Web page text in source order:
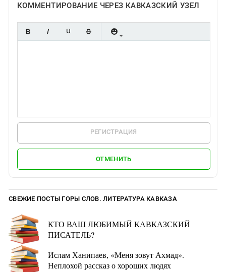
КОММЕНТИРОВАНИЕ ЧЕРЕЗ КАВКАЗСКИЙ УЗЕЛ
РЕГИСТРАЦИЯ
ОТМЕНИТЬ
СВЕЖИЕ ПОСТЫ ГОРЫ СЛОВ. ЛИТЕРАТУРА КАВКАЗА
КТО ВАШ ЛЮБИМЫЙ КАВКАЗСКИЙ
ПИСАТЕЛЬ?
Ислам Ханипаев, «Меня зовут Ахмад».
Неплохой рассказ о хороших людях